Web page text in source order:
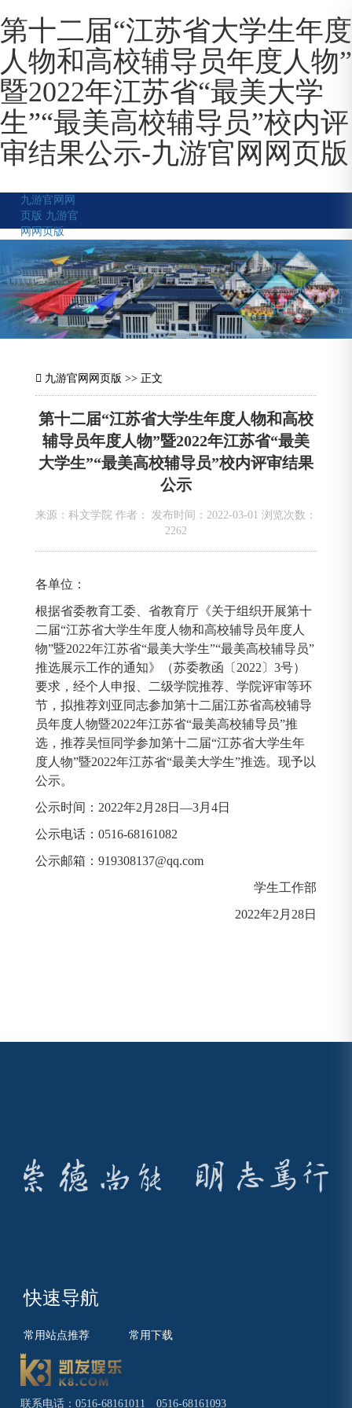
第十二届“江苏省大学生年度
人物和高校辅导员年度人物”
暨2022年江苏省“最美大学
生”“最美高校辅导员”校内评
审结果公示-九游官网网页版
九游官网网
页版 九游官
网网页版
九游官网网页版 >> 正文
第十二届“江苏省大学生年度人物和高校
辅导员年度人物”暨2022年江苏省“最美
大学生”“最美高校辅导员”校内评审结果
公示
来源：科文学院 作者： 发布时间：2022-03-01 浏览次数：
2262
各单位：
根据省委教育工委、省教育厅《关于组织开展第十
二届“江苏省大学生年度人物和高校辅导员年度人
物”暨2022年江苏省“最美大学生”“最美高校辅导员”
推选展示工作的通知》（苏委教函〔2022〕3号）
要求，经个人申报、二级学院推荐、学院评审等环
节，拟推荐刘亚同志参加第十二届江苏省高校辅导
员年度人物暨2022年江苏省“最美高校辅导员”推
选，推荐吴恒同学参加第十二届“江苏省大学生年
度人物”暨2022年江苏省“最美大学生”推选。现予以
公示。
公示时间：2022年2月28日—3月4日
公示电话：0516-68161082
公示邮箱： 919308137@qq.com
学生工作部
2022年2月28日
快速导航
常用站点推荐 常用下载
联系电话：0516-68161011 0516-68161093